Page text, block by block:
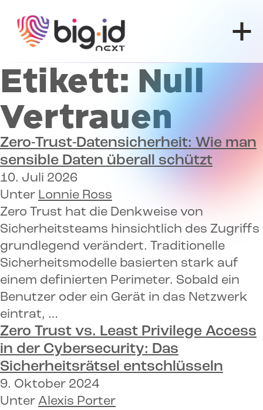
Etikett: Null
Vertrauen
Zero-Trust-Datensicherheit: Wie man
sensible Daten überall schützt
10. Juli 2026
Unter Lonnie Ross
Zero Trust hat die Denkweise von
Sicherheitsteams hinsichtlich des Zugriffs
grundlegend verändert. Traditionelle
Sicherheitsmodelle basierten stark auf
einem definierten Perimeter. Sobald ein
Benutzer oder ein Gerät in das Netzwerk
eintrat, …
Zero Trust vs. Least Privilege Access
in der Cybersecurity: Das
Sicherheitsrätsel entschlüsseln
9. Oktober 2024
Unter Alexis Porter